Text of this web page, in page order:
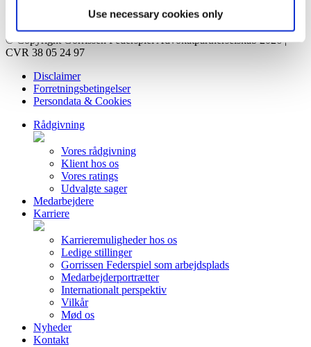
Use necessary cookies only
Privatlivsorientering
© Copyright Gorrissen Federspiel Advokatpartnerselskab 2026 |
CVR 38 05 24 97
Disclaimer
Forretningsbetingelser
Persondata & Cookies
Rådgivning
Vores rådgivning
Klient hos os
Vores ratings
Udvalgte sager
Medarbejdere
Karriere
Karrieremuligheder hos os
Ledige stillinger
Gorrissen Federspiel som arbejdsplads
Medarbejderportrætter
Internationalt perspektiv
Vilkår
Mød os
Nyheder
Kontakt